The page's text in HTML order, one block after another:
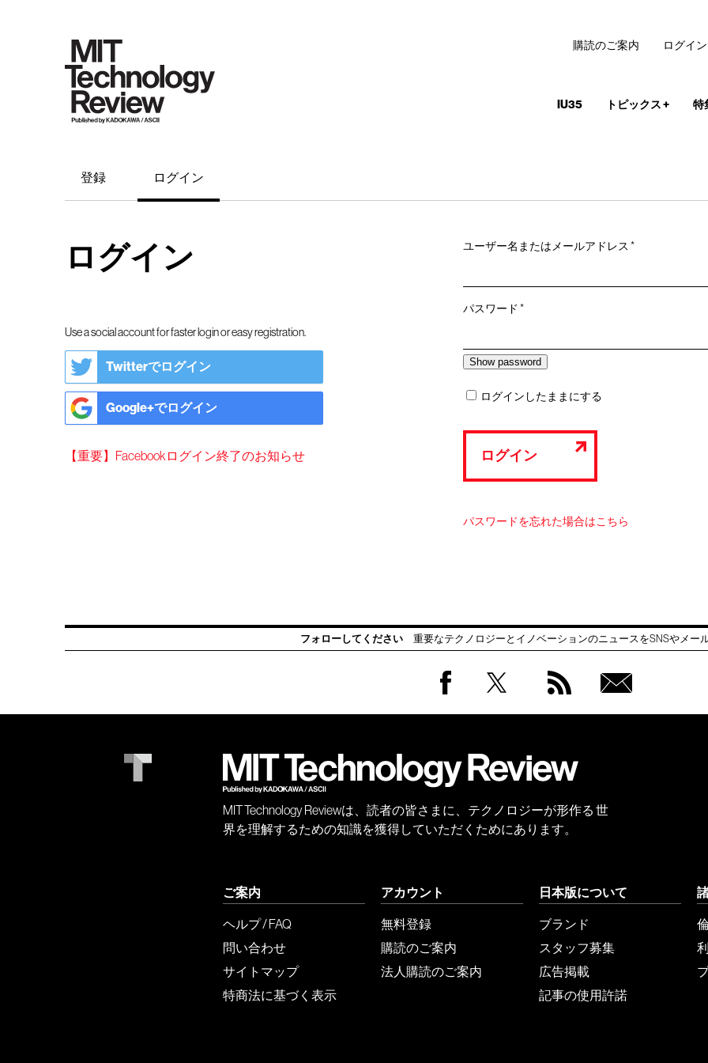
IU35 トピックス+ 特
購読のご案内 ログイン
登録 ログイン
ログイン
Use a social account for faster login or easy registration.
Twitterでログイン
Google+でログイン
【重要】Facebookログイン終了のお知らせ
ユーザー名またはメールアドレス*必
パスワード*必
ログインしたままにする
ログイン
パスワードを忘れた場合はこちら
フォローしてください 重要なテクノロジーとイノベーションのニュースをSNSやメー
会員
MIT Technology Reviewは、読者の皆さまに、テクノロジーが形作る 世
界を理解するための知識を獲得していただくためにあります。
ご案内
ヘルプ / FAQ
問い合わせ
サイトマップ
特商法に基づく表示
アカウント
無料登録
購読のご案内
法人購読のご案内
日本版について
ブランド
スタッフ募集
広告掲載
記事の使用許諾